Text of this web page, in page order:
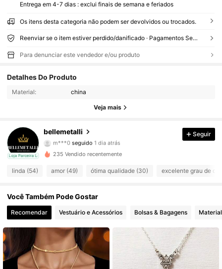
Entrega em 4-7 dias : exclui finais de semana e feriados
Os itens desta categoria não podem ser devolvidos ou trocados.
Reenviar se o item estiver perdido/danificado · Pagamentos Seguros · Proteção de privacidade
Para denunciar este vendedor e/ou produto
Detalhes Do Produto
Material: china
Veja mais
Loja Parceira Local
bellemetalli
4,87 178 Seguidores
178 Seguidores
4,87
m***0 seguido 1 dia atrás
4,87
4,87 178 Seguidores
4,87 178 Seguidores
4,87 178 Seguidores
4,87 178 Seguidores
Seguir
235 Vendido recentemente
linda (54) amor (49) ótima qualidade (30) excelente grau de
Você Também Pode Gostar
Recomendar Vestuário e Acessórios Bolsas & Bagagens